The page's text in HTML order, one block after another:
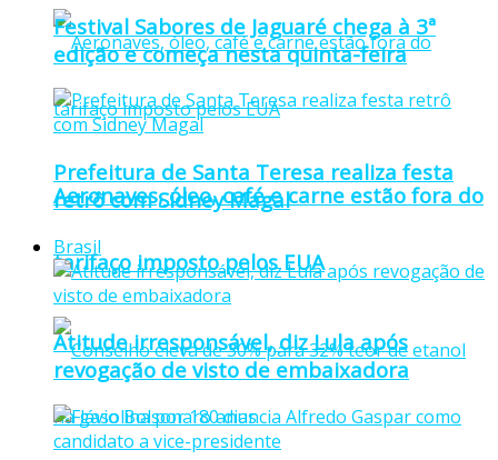
Aeronaves, óleo, café e carne estão fora do
tarifaço imposto pelos EUA
Festival Sabores de Jaguaré chega à 3ª
edição e começa nesta quinta-feira
Prefeitura de Santa Teresa realiza festa
retrô com Sidney Magal
Brasil
Atitude irresponsável, diz Lula após
revogação de visto de embaixadora